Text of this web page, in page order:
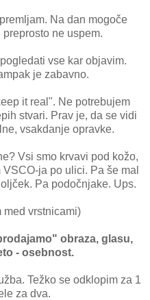
Na dan mogoče
ne uspem.
vse kar objavim.
je zabavno.
it real". Ne potrebujem
stvari. Prav je, da se vidi
vsakdanje opravke.
Vsi smo krvavi pod kožo,
ja po ulici. Pa še mal
Pa podočnjake. Ups.
med vrstnicami)
obraza, glasu,
- osebnost.
Težko se odklopim za 1
za dva.